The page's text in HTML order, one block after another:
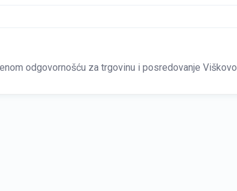
odgovornošću za trgovinu i posredovanje Viškovo